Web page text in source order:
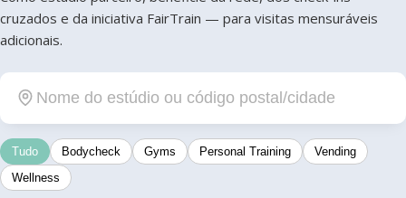
cruzados e da iniciativa FairTrain — para visitas mensuráveis
adicionais.
Tudo Bodycheck Gyms Personal Training
Vending
Wellness